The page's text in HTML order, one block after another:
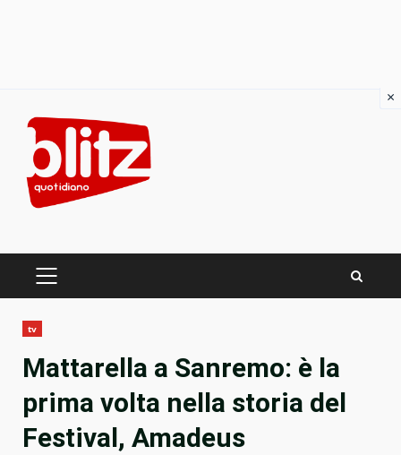
content
PRIMARY
tv
Mattarella a Sanremo: è la
prima volta nella storia del
Festival, Amadeus
×